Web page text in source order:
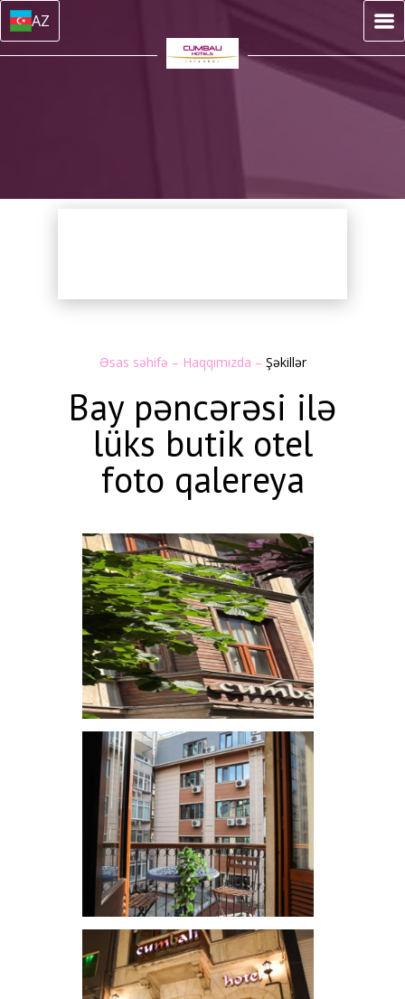
AZ
Əsas səhifə – Haqqımızda – Şəkillər
Bay pəncərəsi ilə
lüks butik otel
foto qalereya